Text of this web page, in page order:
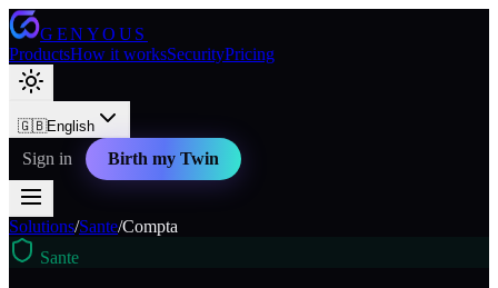
GENYOUS
ProductsHow it worksSecurityPricing
🇬🇧English
Sign in Birth my Twin
Solutions/Sante/Compta
Sante